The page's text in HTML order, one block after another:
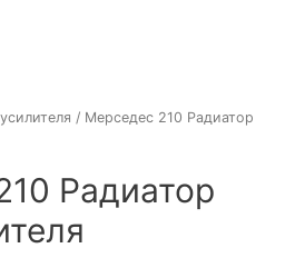
/ Мерседес 210 Радиатор
Радиатор